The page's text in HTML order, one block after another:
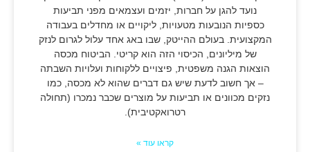
נועד להגן על חברות, יזמים ועצמאים מפני תביעות
כספיות הנובעות מטעויות, ליקויים או מחדלים בעבודה
המקצועית. בעולם ההייטק, שבו באג אחד עלול לגרום לנזק
של מיליונים, הכיסוי הזה הוא קריטי. הביטוח מכסה
הוצאות הגנה משפטית, פיצויים ללקוחות ועלויות השבתה
– אך חשוב לדעת שיש גם דברים שהוא לא מכסה, כמו
נזקים מכוונים או תביעות על מוצרים שכבר נמכרו (תחולה
רטרואקטיבית).
קראו עוד »